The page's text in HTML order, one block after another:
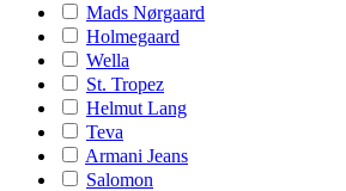
Mads Nørgaard
Holmegaard
Wella
St. Tropez
Helmut Lang
Teva
Armani Jeans
Salomon